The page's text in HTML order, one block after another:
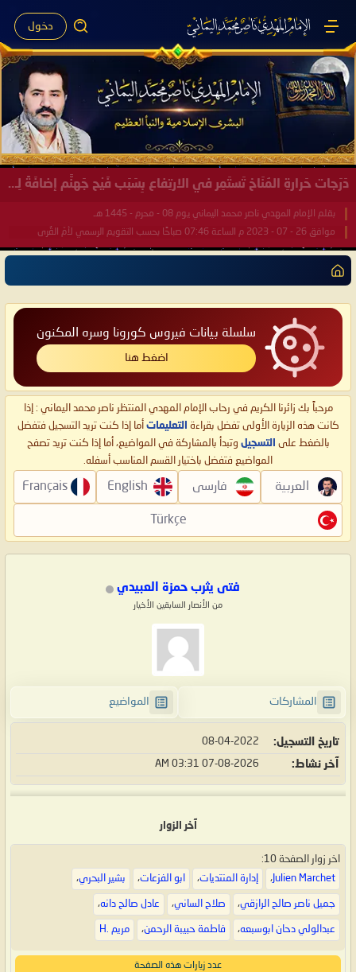
دخول
صَيْفُ سَقَرَ يَبدأُ في اجتياحِ شِتاءِ القُطبِ الشَّمالي كَما وعَدناكُم بالحقِّ لعَامِكم هذا (1445 هـ) ..
بقلم الإمام المهدي ناصر محمد اليماني يوم 18 - جمادى الآخرة - 1445 هـ
موافق 31 - 12 - 2023 م الساعة 07:44 صباحًا بحسب التقويم الرسمي لأمّ القُرى
سلسلة بيانات فيروس كورونا وسره المكنون
اضغط هنا
مرحباً بك زائرنا الكريم في رحاب الإمام المهدي المنتظر ناصر محمد اليماني : إذا
كانت هذه الزيارة الأولى تفضل بقراءة التعليمات أما إذا كنت تريد التسجيل فتفضل
بالضغط على التسجيل وتبدأ بالمشاركة في المواضيع، أما إذا كنت تريد تصفح
المواضيع فتفضل باختيار القسم المناسب أسفله.
العربية فارسی English
Français
Türkçe
فتى يثرب حمزة العبيدي
من الأنصار السابقين الأخيار
المشاركات المواضيع
تاريخ التسجيل 08-04-2022
آخر نشاط 07-08-2026
03:31 AM
آخر الزوار
اخر زوار الصفحة 10:
Julien Marchet ، إدارة المنتديات، ابو الفزعات، بشير البحري،
جميل ناصر صالح الرازقي، صلاح الساني، عادل صالح دانه،
عبدالولي دحان ابوسبعه، فاطمة حبيبة الرحمن، مريم .H
عدد زيارات هذه الصفحة